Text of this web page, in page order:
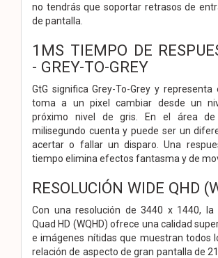
no tendrás que soportar retrasos de
de pantalla.
1MS TIEMPO DE
- GREY-TO-GREY
GtG significa Grey-To-Grey y
toma a un pixel cambiar desde un
próximo nivel de gris. En el área de
milisegundo cuenta y puede ser un
acertar o fallar un disparo. Una
tiempo elimina efectos fantasma y de
RESOLUCIÓN WIDE QHD
Con una resolución de 3440 x 1440, la
Quad HD (WQHD) ofrece una calidad
e imágenes nítidas que muestran todos
relación de aspecto de gran pantalla de